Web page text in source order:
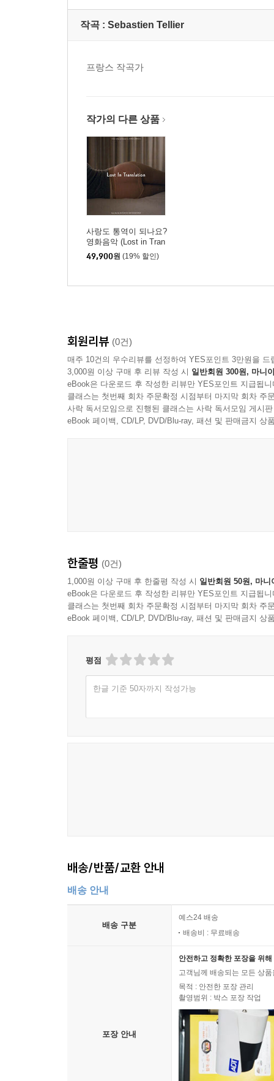
작곡 : Sebastien Tellier
프랑스 작곡가
작가의 다른 상품
사랑도 통역이 되나요?
영화음악 (Lost in Tran
slation OST) [LP]
49,900원 (19% 할인)
회원리뷰 (0건)
매주 10건의 우수리뷰를 선정하여 YES포인트 3만원을 드
3,000원 이상 구매 후 리뷰 작성 시 일반회원 300원, 마니
eBook은 다운로드 후 작성한 리뷰만 YES포인트 지급됩니
클래스는 첫번째 회차 주문확정 시점부터 마지막 회차 주
사락 독서모임으로 진행된 클래스는 사락 독서모임 게시
eBook 페이백, CD/LP, DVD/Blu-ray, 패션 및 판매금지 상
한줄평 (0건)
1,000원 이상 구매 후 한줄평 작성 시 일반회원 50원, 마니
eBook은 다운로드 후 작성한 리뷰만 YES포인트 지급됩니
클래스는 첫번째 회차 주문확정 시점부터 마지막 회차 주
eBook 페이백, CD/LP, DVD/Blu-ray, 패션 및 판매금지 상
평점
한글 기준 50자까지 작성가능
배송/반품/교환 안내
배송 안내
배송 구분
예스24 배송
배송비 : 무료배송
포장 안내
안전하고 정확한 포장을 위
고객님께 배송되는 모든 상
목적 : 안전한 포장 관리
촬영범위 : 박스 포장 작업